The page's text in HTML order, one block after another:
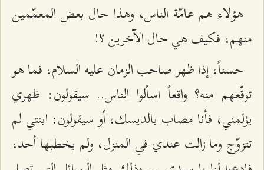
هؤلاء هم عامّة الناس، وهذا حال بعض المعمّمين
منهم، فكيف هي حال الآخرين ؟!
حسناً، إذا ظهر صاحب الزمان عليه السلام، فما هو
توقّعهم منه؟ واقعاً اسألوا الناس.. سيقولون: ظهري
يؤلمني، فأنا مصاب بالديسك، أو سيقولون: ابنتي لم
تتزوّج وما زالت عندي في المنزل، ولم يخطبها أحد،